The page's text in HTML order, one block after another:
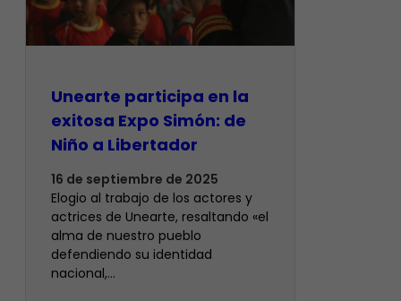
​Unearte participa en la
exitosa Expo Simón: de
Niño a Libertador
16 de septiembre de 2025
Elogio al trabajo de los actores y
actrices de Unearte, resaltando «el
alma de nuestro pueblo
defendiendo su identidad
nacional,…